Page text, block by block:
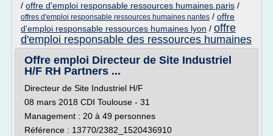
/ offre d'emploi responsable ressources humaines paris /
offres d'emploi responsable ressources humaines nantes / offre
d'emploi responsable ressources humaines lyon / offre
d'emploi responsable des ressources humaines
Offre emploi Directeur de Site Industriel
H/F RH Partners ...
Directeur de Site Industriel H/F
08 mars 2018 CDI Toulouse - 31
Management : 20 à 49 personnes
Référence : 13770/2382_1520436910